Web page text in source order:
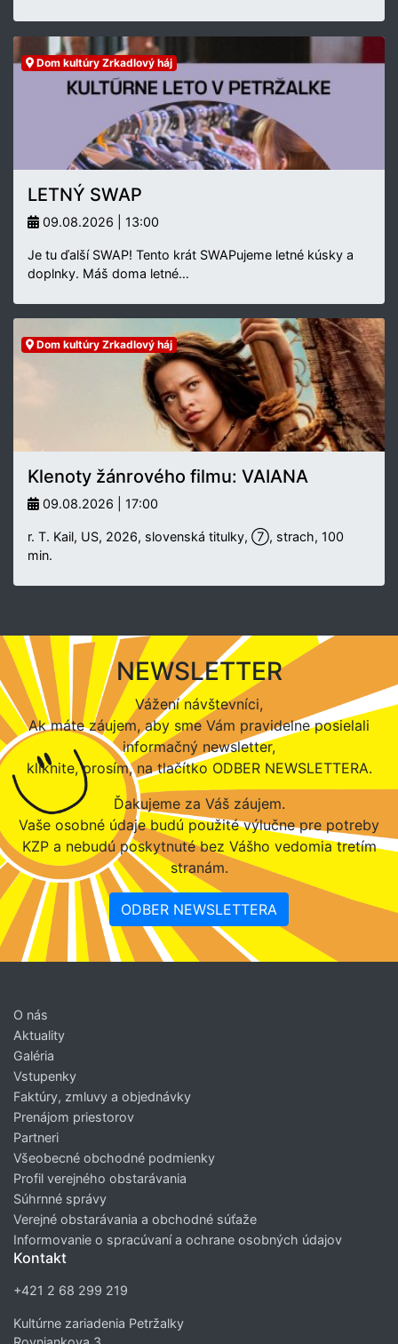
Dom kultúry Zrkadlový háj
LETNÝ SWAP
09.08.2026 | 13:00
Je tu ďalší SWAP! Tento krát SWAPujeme letné kúsky a
doplnky. Máš doma letné…
Dom kultúry Zrkadlový háj
Klenoty žánrového filmu: VAIANA
09.08.2026 | 17:00
r. T. Kail, US, 2026, slovenská titulky, ⑦, strach, 100
min.
NEWSLETTER
Vážení návštevníci,
Ak máte záujem, aby sme Vám pravidelne posielali
informačný newsletter,
kliknite, prosím, na tlačítko ODBER NEWSLETTERA.
Ďakujeme za Váš záujem.
Vaše osobné údaje budú použité výlučne pre potreby
KZP a nebudú poskytnuté bez Vášho vedomia tretím
stranám.
ODBER NEWSLETTERA
O nás
Aktuality
Galéria
Vstupenky
Faktúry, zmluvy a objednávky
Prenájom priestorov
Partneri
Všeobecné obchodné podmienky
Profil verejného obstarávania
Súhrnné správy
Verejné obstarávania a obchodné súťaže
Informovanie o spracúvaní a ochrane osobných údajov
Kontakt
+421 2 68 299 219
Kultúrne zariadenia Petržalky